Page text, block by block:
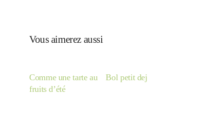
Japon
Boulette
Vous aimerez aussi
Comme une tarte au
fruits d’été
Bol petit dej